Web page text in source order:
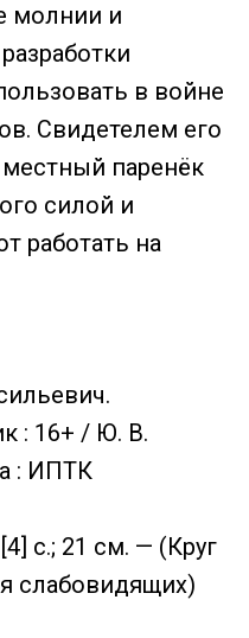
молнии и
в войне
Свидетелем его
паренёк
силой и
работать на
: 16+ / Ю. В.
: ИПТК
с.; 21 см. — (Круг
слабовидящих)